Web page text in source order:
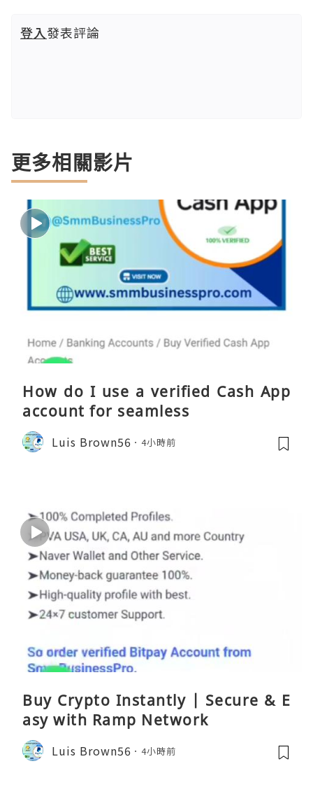
登入發表評論
更多相關影片
How do I use a verified Cash App
account for seamless
Luis Brown56 4小時前
Buy Crypto Instantly | Secure & E
asy with Ramp Network
Luis Brown56 4小時前